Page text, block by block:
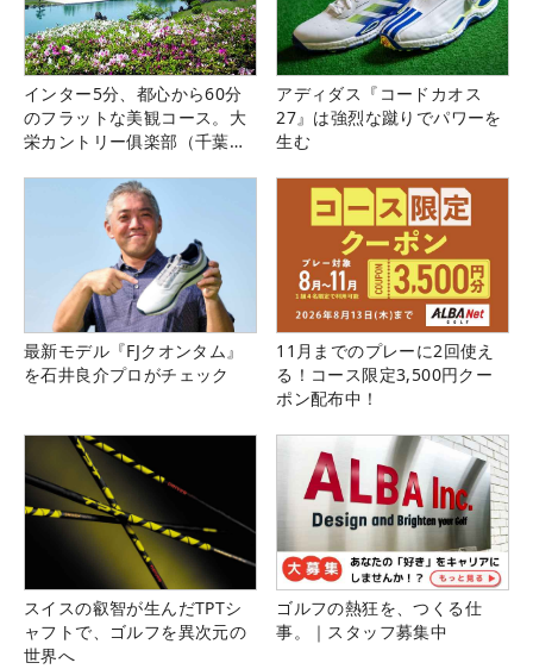
インター5分、都心から60分
のフラットな美観コース。大
栄カントリー俱楽部（千葉
アディダス『コードカオス
27』は強烈な蹴りでパワーを
生む
最新モデル『FJクオンタム』
を石井良介プロがチェック
11月までのプレーに2回使え
る！コース限定3,500円クー
ポン配布中！
スイスの叡智が生んだTPTシ
ャフトで、ゴルフを異次元の
世界へ
ゴルフの熱狂を、つくる仕
事。｜スタッフ募集中